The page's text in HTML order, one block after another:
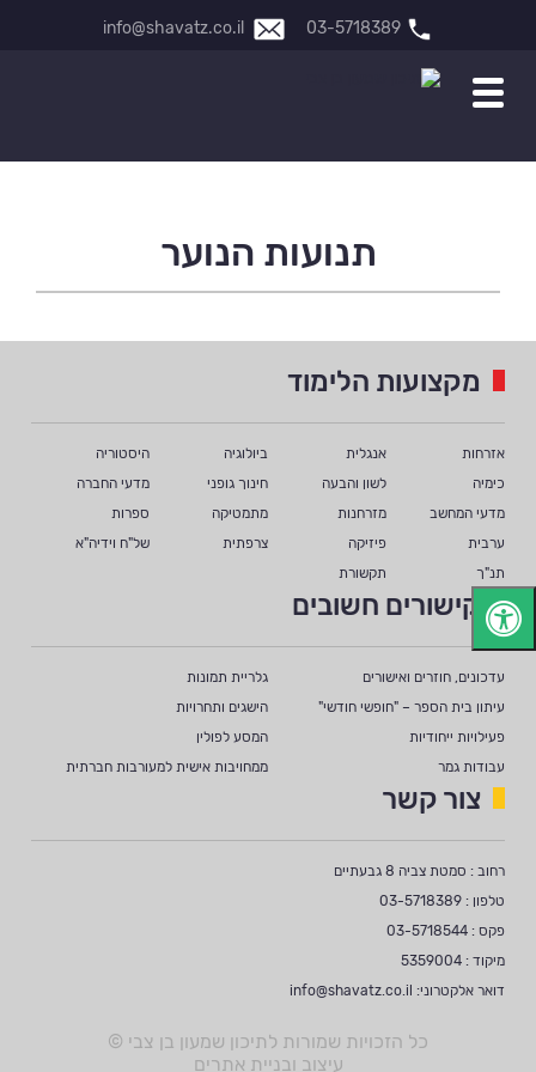
03-5718389
תנועות הנוער
מקצועות הלימוד
אזרחות אנגלית ביולוגיה
היסטוריה
כימיה
לשון והבעה חינוך גופני
מדעי החברה
מדעי המחשב
מזרחנות מתמטיקה
ספרות
ערבית
פיזיקה צרפתית
של"ח וידיה"א
תנ"ך
תקשורת
קישורים חשובים
עדכונים, חוזרים ואישורים
גלריית תמונות
עיתון בית הספר – "חופשי חודשי"
הישגים ותחרויות
פעילויות ייחודיות
המסע לפולין
עבודות גמר
ממחויבות אישית למעורבות חברתית
צור קשר
רחוב : סמטת צביה 8 גבעתיים
טלפון : 03-5718389
פקס : 03-5718544
מיקוד : 5359004
דואר אלקטרוני: info@shavatz.co.il
כל הזכויות שמורות לתיכון שמעון בן צבי ©
עיצוב ובניית אתרים